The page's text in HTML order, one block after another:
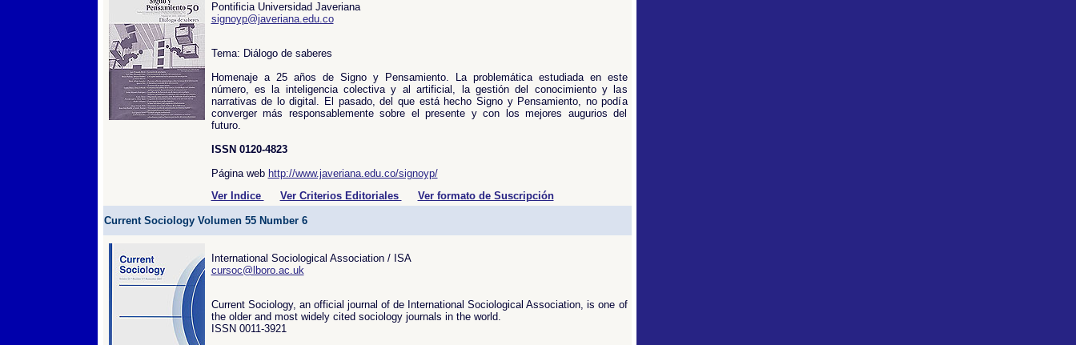
Pontificia Universidad Javeriana
signoyp@javeriana.edu.co
Tema: Diálogo de saberes
Homenaje a 25 años de Signo y Pensamiento. La problemática estudiada en este
número, es la inteligencia colectiva y al artificial, la gestión del conocimiento y las
narrativas de lo digital. El pasado, del que está hecho Signo y Pensamiento, no podía
converger más responsablemente sobre el presente y con los mejores augurios del
futuro.
ISSN 0120-4823
Página web http://www.javeriana.edu.co/signoyp/
Ver Indice
Ver Criterios Editoriales Ver formato de Suscripción
Current Sociology Volumen 55 Number 6
International Sociological Association / ISA
cursoc@lboro.ac.uk
Current Sociology, an official journal of de International Sociological Association, is one of
the older and most widely cited sociology journals in the world.
ISSN 0011-3921